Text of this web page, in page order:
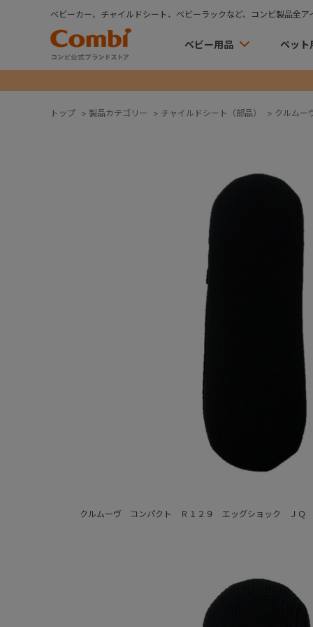
ベビーカー、チャイルドシート、ベビーラックなど、コンビ製品全ア
ベビー用品 ペット
トップ > 製品カテゴリー > チャイルドシート（部品） > クルムー
クルムーヴ コンパクト Ｒ１２９ エッグショック ＪＱ